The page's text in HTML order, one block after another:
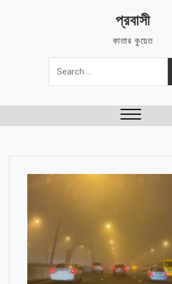
প্রবাসী
কাতার কুয়েত
Search
for: